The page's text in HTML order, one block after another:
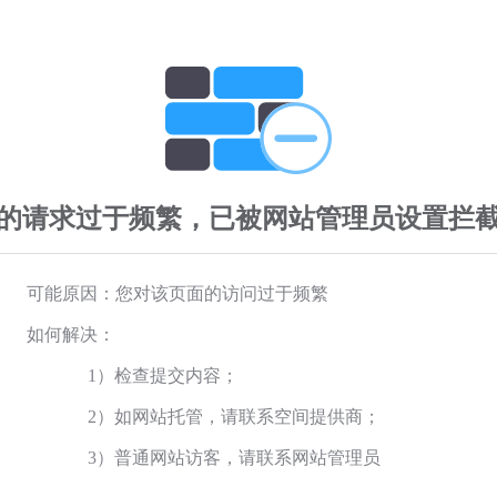
请求过于频繁，已被网站管理员设置拦
可能原因：您对该页面的访问过于频繁
如何解决：
1）检查提交内容；
2）如网站托管，请联系空间提供商；
3）普通网站访客，请联系网站管理员